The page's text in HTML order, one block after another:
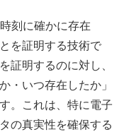
刻に確かに存在
を証明する技術で
証明するのに対し、
・いつ存在したか」
。これは、特に電子
の真実性を確保する